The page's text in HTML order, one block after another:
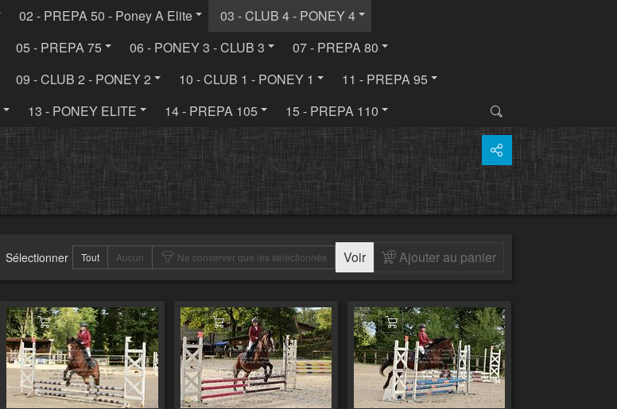
02 - PREPA 50 - Poney A Elite
03 - CLUB 4 - PONEY 4
05 - PREPA 75 06 - PONEY 3 - CLUB 3
07 - PREPA 80
09 - CLUB 2 - PONEY 2 10 - CLUB 1 - PONEY 1
11 - PREPA 95
13 - PONEY ELITE 14 - PREPA 105 15 - PREPA 110
Sélectionner Tout Aucun Ne conserver que les sélectionnés Voir Ajouter au panier
Ajouter au panier Ajouter au panier Ajouter au panier